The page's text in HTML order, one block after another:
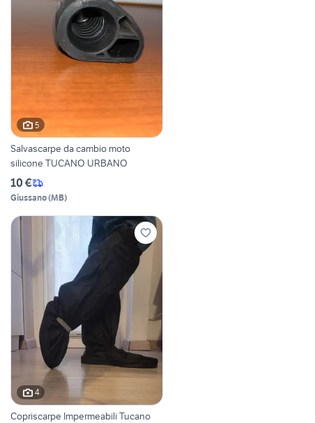
5
Salvascarpe da cambio moto
silicone TUCANO URBANO
10 €
Giussano(MB)
4
Copriscarpe Impermeabili Tucano